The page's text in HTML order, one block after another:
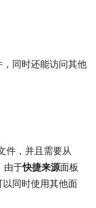
同时还能访问其他
件，并且需要从
由于快捷来源面板
同时使用其他面